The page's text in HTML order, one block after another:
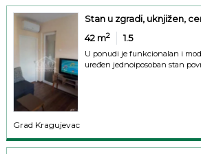
Stan u zgradi, uknjižen,
42 m2 1.5
U ponudi je funkcionalan i
uređen jednoiposoban stan
Grad Kragujevac